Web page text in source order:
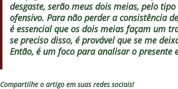
desgaste, serão meus dois meias, pelo
ofensivo. Para não perder a consistência
é essencial que os dois meias façam um
se preciso disso, é provável que se me
Então, é um foco para analisar o presente
Compartilhe o artigo em suas redes sociais!